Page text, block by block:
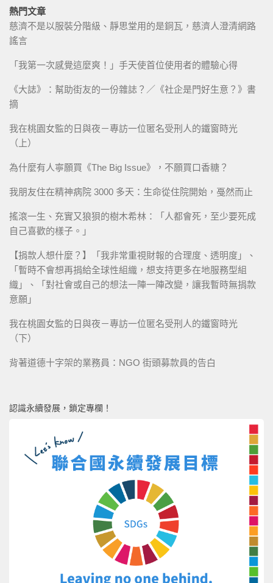
熱門文章
慈濟不是以服裝分階級、靜思堂用的是銅瓦，慈濟人澄清網路
謠言
「我第一次感覺這麼爽！」手天使首位使用者的體驗心得
《大誌》：幫助街友的一份雜誌？／《社企是門好生意？》書
摘
我在桃園女監的日與夜－專訪一位匿名受刑人的鐵窗時光
（上）
為什麼有人寧願買《The Big Issue》，不願買口香糖？
我朋友住在精神病院 3000 多天：生命從住院開始，戞然而止
搖滾一生、充實又狼狽的樹木希林：「人都會死，至少要死成
自己喜歡的樣子。」
【捐款人想什麼？】「我非常重視財報的合理度、透明度」、
「暫時不會想再捐給全球性組織，想支持更多在地服務型組
織」、「對社會或自己的想法一陣一陣改變，讓我暫時無捐款
意願」
我在桃園女監的日與夜－專訪一位匿名受刑人的鐵窗時光
（下）
背著道德十字架的業務員：NGO 街頭募款員的告白
認識永續發展，鎖定專欄！